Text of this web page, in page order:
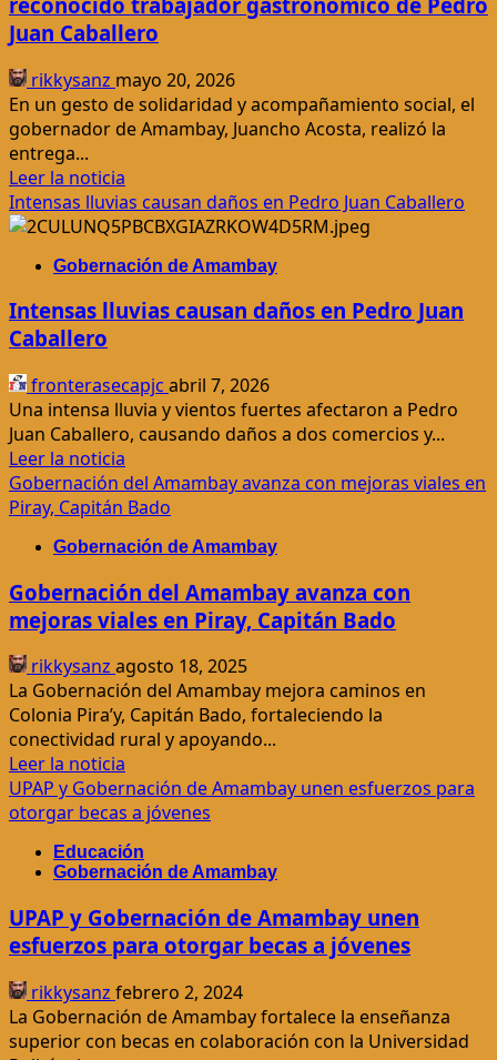
Originarios
Juan Caballero
rikkysanz mayo 20, 2026
En un gesto de solidaridad y acompañamiento social, el
gobernador de Amambay, Juancho Acosta, realizó la
entrega...
Leer la noticia
más
acerca
Gobernador
lleva
esperanza
a
reconocido
trabajador
gastronómico
de
Pedro
Juan
Intensas lluvias causan daños en Pedro Juan Caballero
Gobernación de Amambay
Intensas lluvias causan daños en Pedro Juan
Caballero
fronterasecapjc abril 7, 2026
Una intensa lluvia y vientos fuertes afectaron a Pedro
Juan Caballero, causando daños a dos comercios y...
Leer la noticia
más
acerca
Intensas
lluvias
causan
daños
Pedro
Juan
Caballero
Gobernación del Amambay avanza con mejoras viales en
Piray, Capitán Bado
Gobernación de Amambay
Gobernación del Amambay avanza con
mejoras viales en Piray, Capitán Bado
rikkysanz agosto 18, 2025
La Gobernación del Amambay mejora caminos en
Colonia Pira’y, Capitán Bado, fortaleciendo la
conectividad rural y apoyando...
Leer la noticia
más
acerca
Gobernación
del
Amambay
avanza
con
mejoras
viales
en
UPAP y Gobernación de Amambay unen esfuerzos para
otorgar becas a jóvenes
Educación
Gobernación de Amambay
UPAP y Gobernación de Amambay unen
esfuerzos para otorgar becas a jóvenes
rikkysanz febrero 2, 2024
La Gobernación de Amambay fortalece la enseñanza
superior con becas en colaboración con la Universidad